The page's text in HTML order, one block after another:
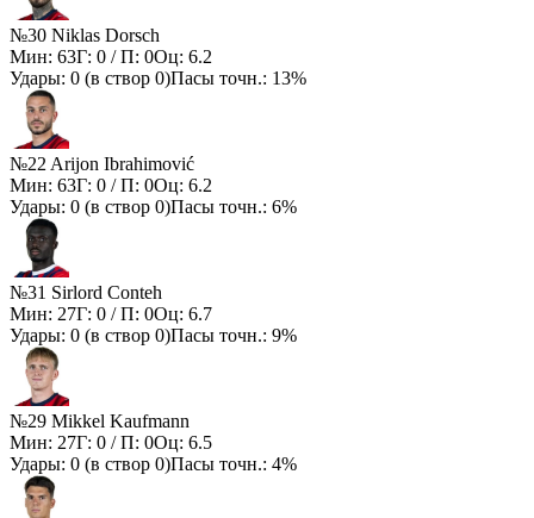
№30 Niklas Dorsch
Мин: 63Г: 0 / П: 0Оц: 6.2
Удары: 0 (в створ 0)Пасы точн.: 13%
№22 Arijon Ibrahimović
Мин: 63Г: 0 / П: 0Оц: 6.2
Удары: 0 (в створ 0)Пасы точн.: 6%
№31 Sirlord Conteh
Мин: 27Г: 0 / П: 0Оц: 6.7
Удары: 0 (в створ 0)Пасы точн.: 9%
№29 Mikkel Kaufmann
Мин: 27Г: 0 / П: 0Оц: 6.5
Удары: 0 (в створ 0)Пасы точн.: 4%